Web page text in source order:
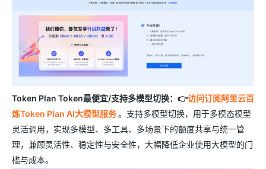
Token Plan Token最便宜/支持多模型切换：👉访问订阅阿里云百
炼Token Plan AI大模型服务。支持多模型切换，用于多模态模型
灵活调用，实现多模型、多工具、多场景下的额度共享与统一管
理，兼顾灵活性、稳定性与安全性，大幅降低企业使用大模型的门
槛与成本。